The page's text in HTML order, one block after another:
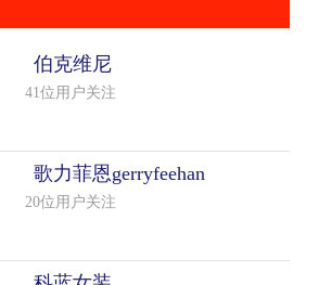
伯克维尼
41位用户关注
歌力菲恩gerryfeehan
20位用户关注